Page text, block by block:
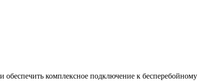
комплексное подключение к бесперебойному